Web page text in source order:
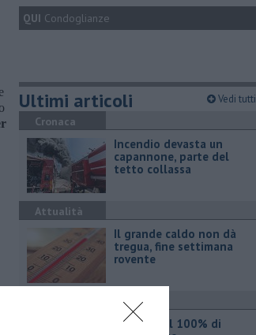
QUI Condoglianze
Ultimi articoli Vedi tutti
Cronaca
Incendio devasta un
capannone, parte del
tetto collassa
Attualità
Il grande caldo non dà
tregua, fine settimana
rovente
Iren sale al 100% di